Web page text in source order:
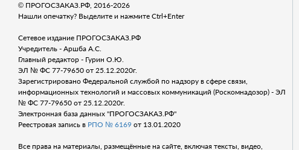
© ПРОГОСЗАКАЗ.РФ, 2016-2026
Нашли опечатку? Выделите и нажмите Ctrl+Enter
Сетевое издание ПРОГОСЗАКАЗ.РФ
Учредитель - Аршба А.С.
Главный редактор - Гурин О.Ю.
ЭЛ № ФС 77-79650 от 25.12.2020г.
Зарегистрировано Федеральной службой по надзору в сфере связи,
информационных технологий и массовых коммуникаций (Роскомнадозор) - ЭЛ
№ ФС 77-79650 от 25.12.2020г.
Электронная база данных "ПРОГОСЗАКАЗ.РФ"
Реестровая запись в РПО № 6169 от 13.01.2020
Все права на материалы, размещённые на сайте, включая тексты, видео,